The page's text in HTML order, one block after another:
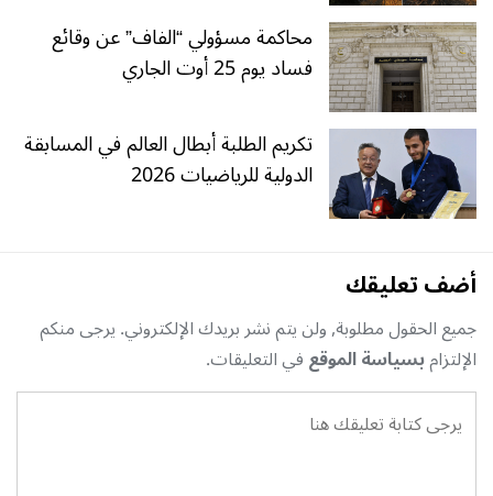
محاكمة مسؤولي “الفاف” عن وقائع
فساد يوم 25 أوت الجاري
تكريم الطلبة أبطال العالم في المسابقة
الدولية للرياضيات 2026
أضف تعليقك
جميع الحقول مطلوبة, ولن يتم نشر بريدك الإلكتروني. يرجى منكم
الإلتزامبسياسة الموقعفي التعليقات.